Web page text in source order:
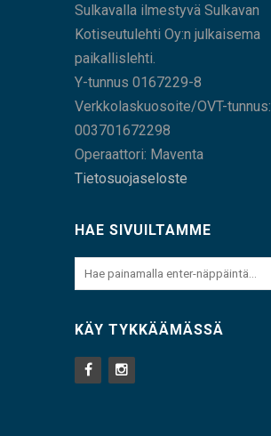
Sulkavalla ilmestyvä Sulkavan
Kotiseutulehti Oy:n julkaisema
paikallislehti.
Y-tunnus 0167229-8
Verkkolaskuosoite/OVT-tunnus:
003701672298
Operaattori: Maventa
Tietosuojaseloste
HAE SIVUILTAMME
KÄY TYKKÄÄMÄSSÄ